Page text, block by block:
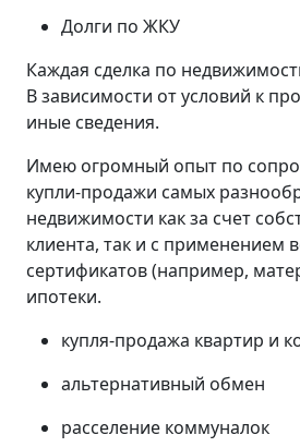
Долги по ЖКУ
Каждая сделка по
В зависимости от условий к
иные сведения.
Имею огромный опыт по
купли-продажи самых
недвижимости как за счет
клиента, так и с применением
сертификатов (например,
ипотеки.
купля-продажа квартир и
альтернативный обмен
расселение коммуналок